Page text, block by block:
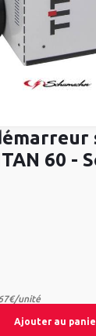
60 -
unité
Ajouter au